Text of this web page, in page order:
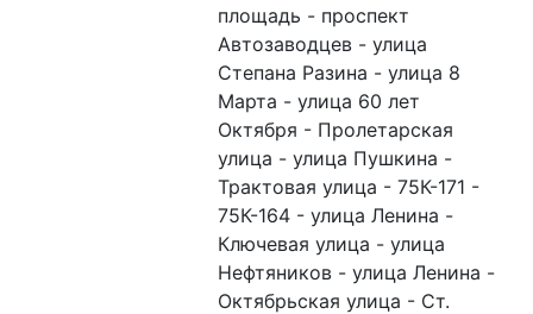
площадь - проспект
Автозаводцев - улица
Степана Разина - улица 8
Марта - улица 60 лет
Октября - Пролетарская
улица - улица Пушкина -
Трактовая улица - 75К-171 -
75К-164 - улица Ленина -
Ключевая улица - улица
Нефтяников - улица Ленина -
Октябрьская улица - Ст.